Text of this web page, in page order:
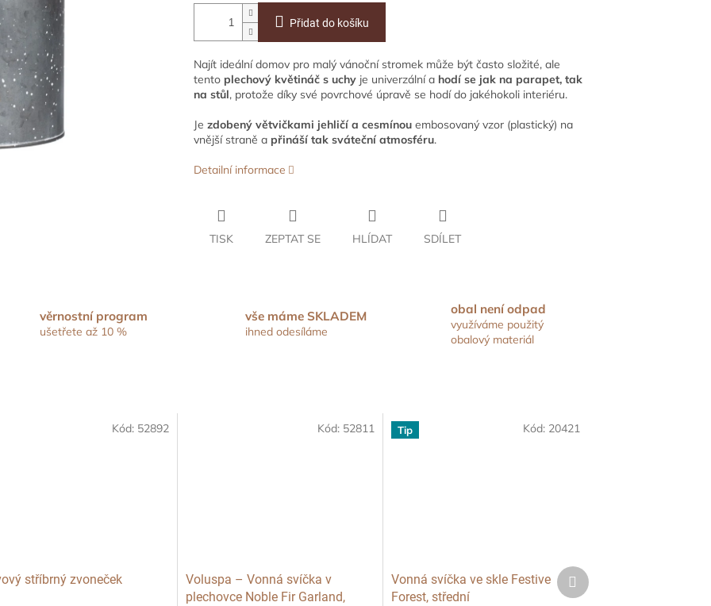
Přidat do košíku
Najít ideální domov pro malý vánoční stromek může být často složité, ale
tento plechový květináč s uchy je univerzální a hodí se jak na parapet, tak
na stůl, protože díky své povrchové úpravě se hodí do jakéhokoli interiéru.
Je zdobený větvičkami jehličí a cesmínou embosovaný vzor (plastický) na
vnější straně a přináší tak sváteční atmosféru.
Detailní informace
TISK ZEPTAT SE HLÍDAT SDÍLET
věrnostní program
ušetřete až 10 %
vše máme SKLADEM
ihned odesíláme
obal není odpad
využíváme použitý
obalový materiál
stříbrný zvoneček
Kód: 52892
Voluspa – Vonná svíčka v
plechovce Noble Fir Garland,
Kód: 52811 Tip
Vonná svíčka ve skle Festive
Forest, střední
Kód: 20421
Další
produkt